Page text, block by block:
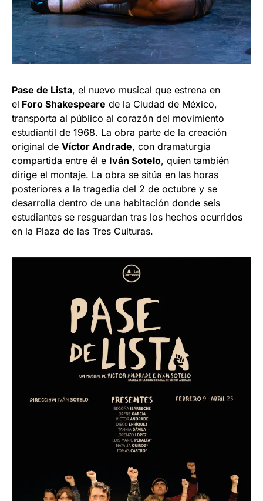
Pase de Lista, el nuevo musical que estrena en
el Foro Shakespeare de la Ciudad de México,
transporta al público al corazón del movimiento
estudiantil de 1968. La obra parte de la creación
original de Víctor Andrade, con dramaturgia
compartida entre él e Iván Sotelo, quien también
dirige el montaje. La obra se sitúa en las horas
posteriores a la tragedia del 2 de octubre y se
desarrolla dentro de una habitación donde seis
estudiantes se resguardan tras los hechos ocurridos
en la Plaza de las Tres Culturas.